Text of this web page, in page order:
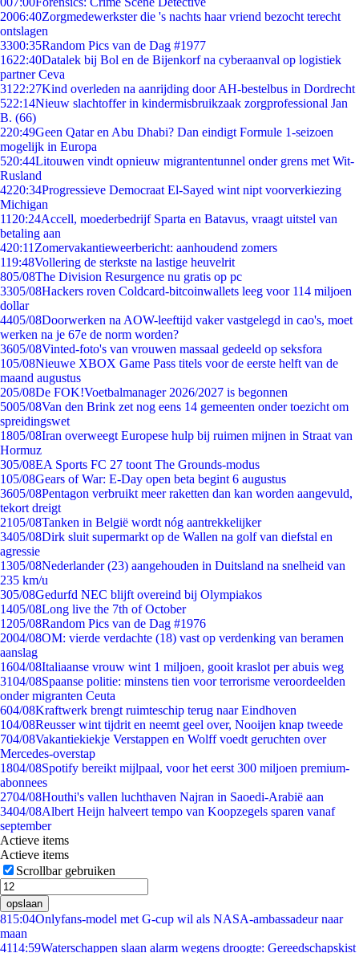
2006:40Zorgmedewerkster die 's nachts haar vriend bezocht terecht
ontslagen
3300:35Random Pics van de Dag #1977
1622:40Datalek bij Bol en de Bijenkorf na cyberaanval op logistiek
partner Ceva
31 22:27Kind overleden na aanrijding door AH-bestelbus in Dordrecht
522:14Nieuw slachtoffer in kindermisbruikzaak zorgprofessional Jan
B. (66)
220:49Geen Qatar en Abu Dhabi? Dan eindigt Formule 1-seizoen
mogelijk in Europa
520:44Litouwen vindt opnieuw migrantentunnel onder grens met Wit-
Rusland
4220:34Progressieve Democraat El-Sayed wint nipt voorverkiezing
Michigan
11 20:24Accell, moederbedrijf Sparta en Batavus, vraagt uitstel van
betaling aan
420:11 Zomervakantieweerbericht: aanhoudend zomers
119:48Vollering de sterkste na lastige heuvelrit
805/08The Division Resurgence nu gratis op pc
3305/08Hackers roven Coldcard-bitcoinwallets leeg voor 114 miljoen
dollar
4405/08Doorwerken na AOW-leeftijd vaker vastgelegd in cao's, moet
werken na je 67e de norm worden?
3605/08Vinted-foto's van vrouwen massaal gedeeld op seksfora
105/08Nieuwe XBOX Game Pass titels voor de eerste helft van de
maand augustus
205/08De FOK!Voetbalmanager 2026/2027 is begonnen
5005/08Van den Brink zet nog eens 14 gemeenten onder toezicht om
spreidingswet
1805/08Iran overweegt Europese hulp bij ruimen mijnen in Straat van
Hormuz
305/08EA Sports FC 27 toont The Grounds-modus
105/08Gears of War: E-Day open beta begint 6 augustus
3605/08Pentagon verbruikt meer raketten dan kan worden aangevuld,
tekort dreigt
2105/08Tanken in België wordt nóg aantrekkelijker
3405/08Dirk sluit supermarkt op de Wallen na golf van diefstal en
agressie
1305/08Nederlander (23) aangehouden in Duitsland na snelheid van
235 km/u
305/08Gedurfd NEC blijft overeind bij Olympiakos
1405/08Long live the 7th of October
1205/08Random Pics van de Dag #1976
2004/08OM: vierde verdachte (18) vast op verdenking van beramen
aanslag
1604/08Italiaanse vrouw wint 1 miljoen, gooit kraslot per abuis weg
3104/08Spaanse politie: minstens tien voor terrorisme veroordeelden
onder migranten Ceuta
604/08Kraftwerk brengt ruimteschip terug naar Eindhoven
104/08Reusser wint tijdrit en neemt geel over, Nooijen knap tweede
704/08Vakantiekiekje Verstappen en Wolff voedt geruchten over
Mercedes-overstap
1804/08Spotify bereikt mijlpaal, voor het eerst 300 miljoen premium-
abonnees
2704/08Houthi's vallen luchthaven Najran in Saoedi-Arabië aan
3404/08Albert Heijn halveert tempo van Koopzegels sparen vanaf
september
Actieve items
Actieve items
Scrollbar gebruiken
opslaan
815:04Onlyfans-model met G-cup wil als NASA-ambassadeur naar
maan
4114:59Waterschappen slaan alarm wegens droogte: Gereedschapskist